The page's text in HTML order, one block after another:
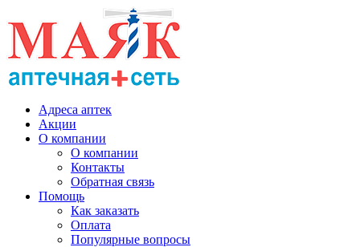
Адреса аптек
Акции
О компании
О компании
Контакты
Обратная связь
Помощь
Как заказать
Оплата
Популярные вопросы